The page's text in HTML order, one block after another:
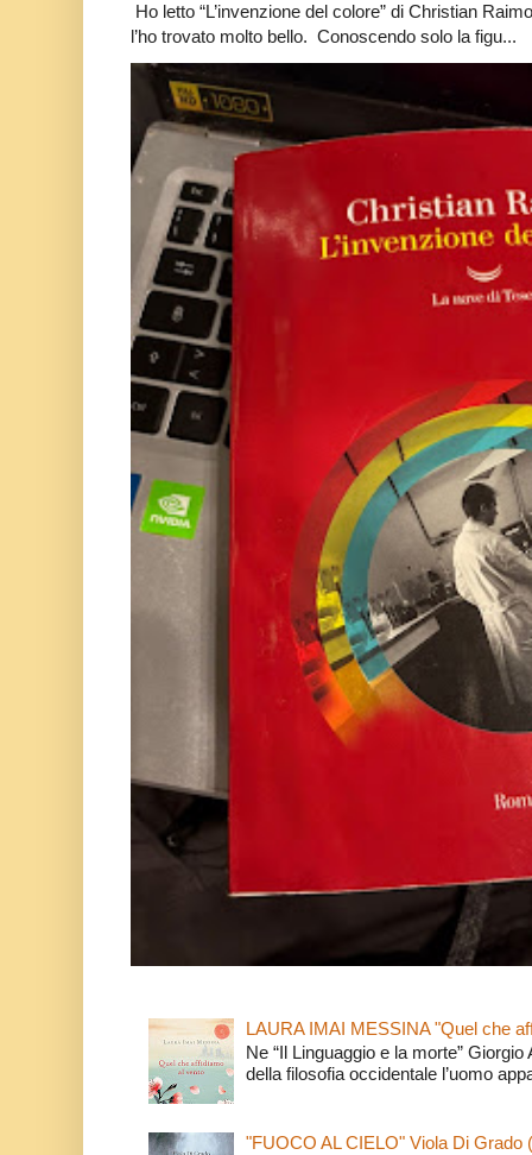
Ho letto “L’invenzione del colore” di Christian
l’ho trovato molto bello. Conoscendo solo la figu...
LAURA IMAI MESSINA "Quel che
Ne “Il Linguaggio e la morte”
della filosofia occidentale l’uomo
"FUOCO AL CIELO" Viola Di Grado